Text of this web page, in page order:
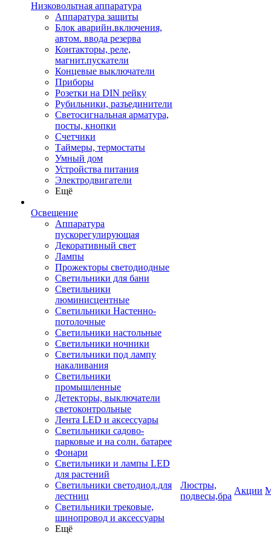
Низковольтная аппаратура
Аппаратура защиты
Блок аварийн.включения,
автом. ввода резерва
Контакторы, реле,
магнит.пускатели
Концевые выключатели
Приборы
Розетки на DIN рейку
Рубильники, разъединители
Светосигнальная арматура,
посты, кнопки
Счетчики
Таймеры, термостаты
Умный дом
Устройства питания
Электродвигатели
Ещё
Освещение
Аппаратура
пускорегулирующая
Декоративный свет
Лампы
Прожекторы светодиодные
Светильники для бани
Светильники
люминисцентные
Светильники Настенно-
потолочные
Светильники настольные
Светильники ночники
Светильники под лампу
накаливания
Светильники
промышленные
Детекторы, выключатели
светоконтрольные
Лента LED и аксессуары
Светильники садово-
парковые и на солн. батарее
Фонари
Светильники и лампы LED
для растений
Светильники светодиод.для
лестниц
Светильники трековые,
шинопровод и аксессуары
Ещё
Люстры,
подвесы,бра
Акции